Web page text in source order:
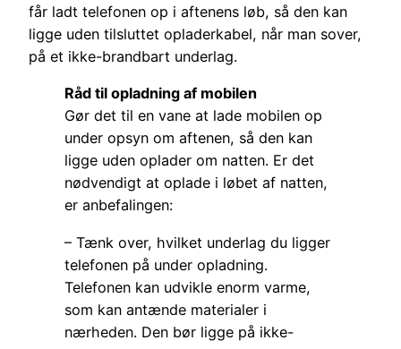
får ladt telefonen op i aftenens løb, så den kan
ligge uden tilsluttet opladerkabel, når man sover,
på et ikke-brandbart underlag.
Råd til opladning af mobilen
Gør det til en vane at lade mobilen op
under opsyn om aftenen, så den kan
ligge uden oplader om natten. Er det
nødvendigt at oplade i løbet af natten,
er anbefalingen:
– Tænk over, hvilket underlag du ligger
telefonen på under opladning.
Telefonen kan udvikle enorm varme,
som kan antænde materialer i
nærheden. Den bør ligge på ikke-